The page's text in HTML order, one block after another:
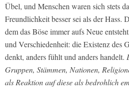
Übel, und Menschen waren sich stets
Freundlichkeit besser sei als der Hass.
dem das Böse immer aufs Neue
und Verschiedenheit: die Existenz des
denkt, anders fühlt und anders handelt.
Gruppen, Stämmen, Nationen,
als Reaktion auf diese als bedrohlich